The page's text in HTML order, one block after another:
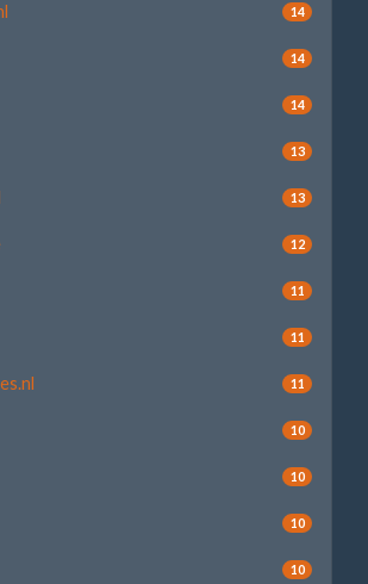
14
14
14
13
13
12
11
11
11
10
10
10
10